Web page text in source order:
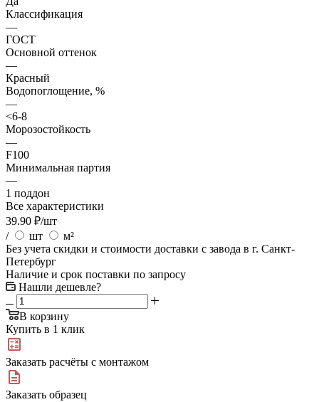
Классификация
—
ГОСТ
Основной оттенок
—
Красный
Водопоглощение, %
—
<6-8
Морозостойкость
—
F100
Минимальная партия
—
1 поддон
Все характеристики
39.90 ₽/шт
/
шт
м²
Без учета скидки и стоимости доставки с завода в г. Санкт-
Петербург
Наличие и срок поставки по запросу
Нашли дешевле?
В корзину
Купить в 1 клик
Заказать расчёты с монтажом
Заказать образец